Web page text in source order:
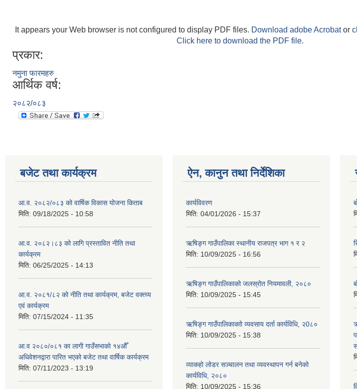
It appears your Web browser is not configured to display PDF files. Download adobe Acrobator
Click here to download the PDF file.
प्रकार:
नमुना फारमहरु
आर्थिक वर्ष:
२०८२/०८३
बजेट तथा कार्यक्रम
आ.व. २०८२/०८३ को वार्षिक विकास योजना किताब
मिति: 09/18/2025 - 10:58
आ.व. २०८२।८३ को लागि प्रस्तावित नीति तथा
कार्यक्रम
मिति: 06/25/2025 - 14:13
आ.व. २०८१/८२ को नीति तथा कार्यक्रम, बजेट वक्त्व्य
एवं कार्यक्रम
मिति: 07/15/2024 - 11:35
आ.व २०८०/०८१ का लागी गाउँसभाको १४औँ
अधिवेशनद्वारा पारित भएको बजेट तथा वार्षिक कार्यक्रम
मिति: 07/11/2023 - 13:19
ऐन, कानुन तथा निर्देशिका
कार्यविवरण
मिति: 04/01/2026 - 15:37
ऋषिङ्ग गाउँपालिका स्थानीय राजपत्र भाग १ र २
मिति: 10/09/2025 - 16:56
ऋषिङ्ग गाउँपालिकाको जलस्रोत नियमावली, २०८०
मिति: 10/09/2025 - 15:45
ऋषिङ्ग गाउँपालिकाकाो व्यवसाय दर्ता कार्यविधि, २0८०
मिति: 10/09/2025 - 15:38
व्याकहो लोडर सञ्चालन तथा व्यवस्थापन गर्न बनेको
कार्यविधि, २०८०
मिति: 10/09/2025 - 15:36